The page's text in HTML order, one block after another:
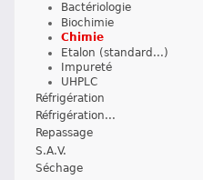
Bactériologie
Biochimie
Chimie
Etalon (standard...)
Impureté
UHPLC
Réfrigération
Réfrigération...
Repassage
S.A.V.
Séchage